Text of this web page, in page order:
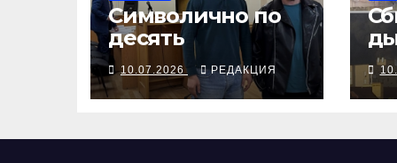
Символично по
десять
10.07.2026 РЕДАКЦИЯ